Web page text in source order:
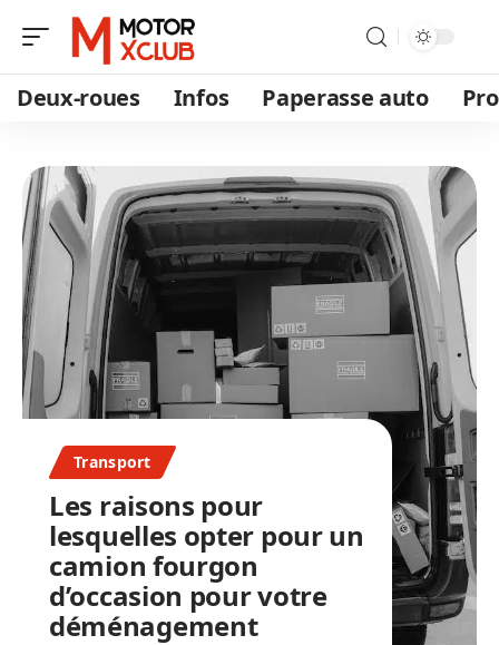
Deux-roues Infos Paperasse auto
Transport
Les raisons pour
lesquelles opter pour un
camion fourgon
d’occasion pour votre
déménagement